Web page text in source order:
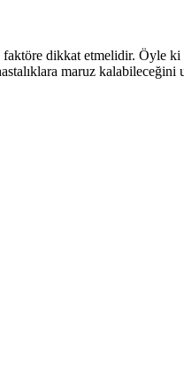
dikkat etmelidir. Öyle
maruz kalabileceğini